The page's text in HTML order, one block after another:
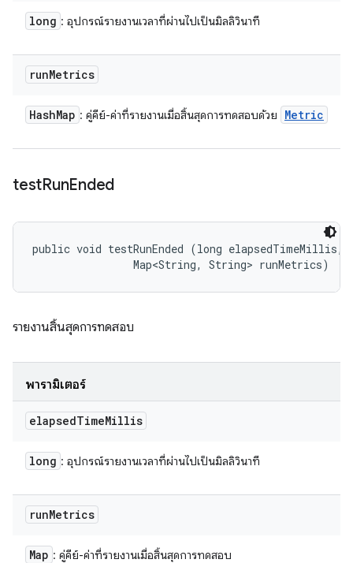
long : อุปกรณ์รายงานเวลาที่ผ่านไปเป็นมิลลิวินาที
runMetrics
HashMap : คู่คีย์-ค่าที่รายงานเมื่อสิ้นสุดการทดสอบด้วย Metric
testRunEnded
public void testRunEnded (long elapsedTimeMillis,
                Map<String, String> runMetrics)
รายงานสิ้นสุดการทดสอบ
พารามิเตอร์
elapsedTimeMillis
long : อุปกรณ์รายงานเวลาที่ผ่านไปเป็นมิลลิวินาที
runMetrics
Map : คู่คีย์-ค่าที่รายงานเมื่อสิ้นสุดการทดสอบ